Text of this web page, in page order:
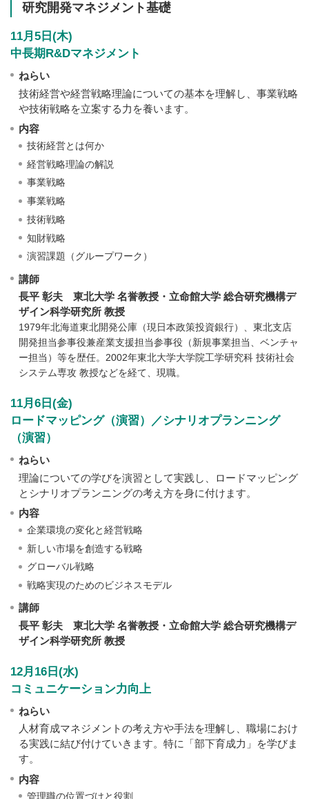
研究開発マネジメント基礎
11月5日(木)
中長期R&Dマネジメント
ねらい
技術経営や経営戦略理論についての基本を理解し、事業戦略
や技術戦略を立案する力を養います。
内容
技術経営とは何か
経営戦略理論の解説
事業戦略
事業戦略
技術戦略
知財戦略
演習課題（グループワーク）
講師
長平 彰夫 東北大学 名誉教授・立命館大学 総合研究機構デ
ザイン科学研究所 教授
1979年北海道東北開発公庫（現日本政策投資銀行）、東北支店
開発担当参事役兼産業支援担当参事役（新規事業担当、ベンチャ
ー担当）等を歴任。2002年東北大学大学院工学研究科 技術社会
システム専攻 教授などを経て、現職。
11月6日(金)
ロードマッピング（演習）／シナリオプランニング
（演習）
ねらい
理論についての学びを演習として実践し、ロードマッピング
とシナリオプランニングの考え方を身に付けます。
内容
企業環境の変化と経営戦略
新しい市場を創造する戦略
グローバル戦略
戦略実現のためのビジネスモデル
講師
長平 彰夫 東北大学 名誉教授・立命館大学 総合研究機構デ
ザイン科学研究所 教授
12月16日(水)
コミュニケーション力向上
ねらい
人材育成マネジメントの考え方や手法を理解し、職場におけ
る実践に結び付けていきます。特に「部下育成力」を学びま
す。
内容
管理職の位置づけと役割